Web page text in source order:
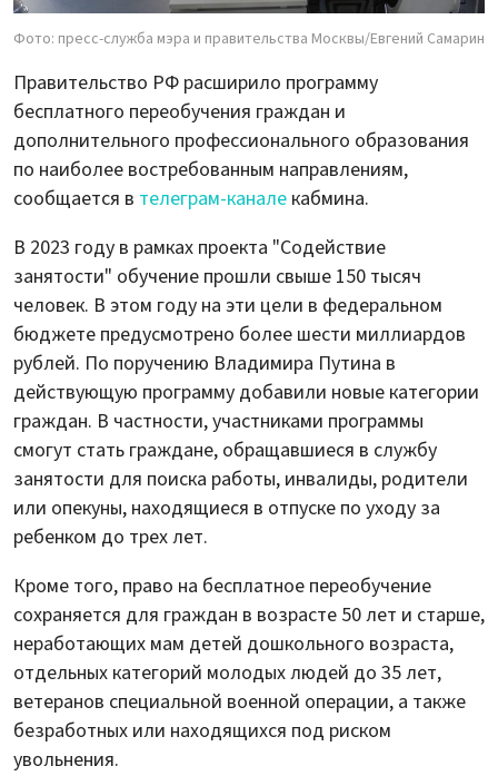
Фото: пресс-служба мэра и правительства Москвы/Евгений Самарин
Правительство РФ расширило программу
бесплатного переобучения граждан и
дополнительного профессионального образования
по наиболее востребованным направлениям,
сообщается в телеграм-канале кабмина.
В 2023 году в рамках проекта "Содействие
занятости" обучение прошли свыше 150 тысяч
человек. В этом году на эти цели в федеральном
бюджете предусмотрено более шести миллиардов
рублей. По поручению Владимира Путина в
действующую программу добавили новые категории
граждан. В частности, участниками программы
смогут стать граждане, обращавшиеся в службу
занятости для поиска работы, инвалиды, родители
или опекуны, находящиеся в отпуске по уходу за
ребенком до трех лет.
Кроме того, право на бесплатное переобучение
сохраняется для граждан в возрасте 50 лет и старше,
неработающих мам детей дошкольного возраста,
отдельных категорий молодых людей до 35 лет,
ветеранов специальной военной операции, а также
безработных или находящихся под риском
увольнения.